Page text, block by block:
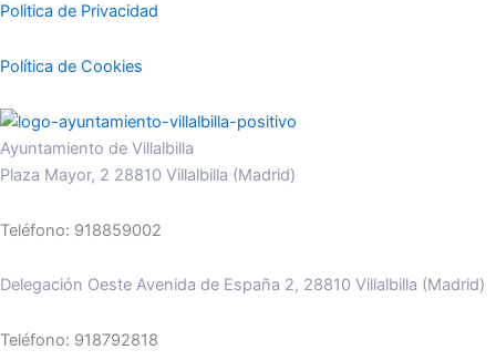
Politica de Privacidad
Política de Cookies
Ayuntamiento de Villalbilla
Plaza Mayor, 2 28810 Villalbilla (Madrid)
Teléfono: 918859002
Delegación Oeste Avenida de España 2, 28810 Villalbilla (Madrid)
Teléfono: 918792818